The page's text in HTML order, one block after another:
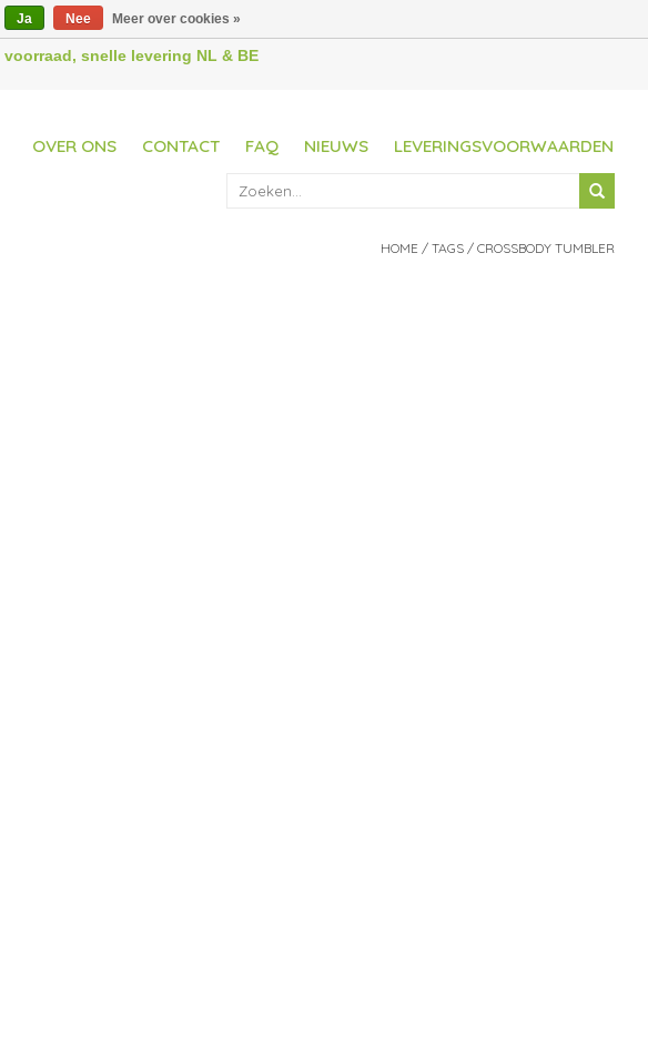
snelle levering NL & BE
OVER ONS CONTACT FAQ NIEUWS LEVERINGSVOORWAARDEN
HOME / TAGS / CROSSBODY TUMBLER
Ja Nee Meer over cookies »